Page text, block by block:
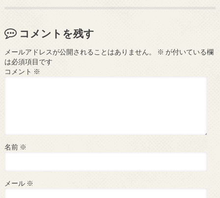
コメントを残す
メールアドレスが公開されることはありません。 ※ が付いている欄
は必須項目です
コメント ※
名前 ※
メール ※